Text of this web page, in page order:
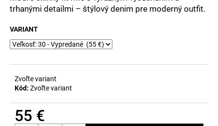
trhanými detailmi – štýlový denim pre moderný outfit.
VARIANT
Zvoľte variant
Kód: Zvoľte variant
55 €
č
m
e